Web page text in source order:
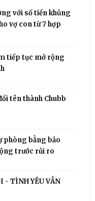
với số tiền khủng
vợ con từ 7 hợp
tiếp tục mở rộng
tên thành Chubb
phòng bằng bảo
trước rủi ro
- TÌNH YÊU VẪN